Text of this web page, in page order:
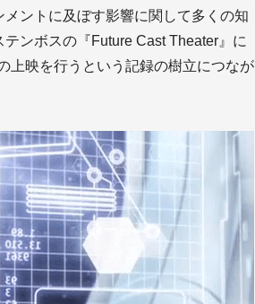
ントに及ぼす影響に関して多くの知
ンボスの『Future Cast Theater』に
上映を行うという記録の樹立につなが